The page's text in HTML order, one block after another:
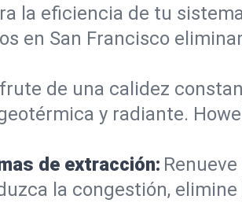
la eficiencia de tu
en San Francisco
de una calidez
y radiante.
de extracción:
la congestión,